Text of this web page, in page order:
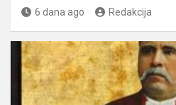
6 dana ago Redakcija